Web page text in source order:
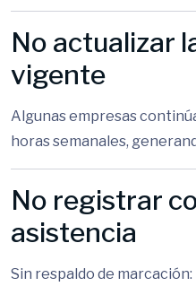
No actualizar
vigente
Algunas empresas
horas semanales,
No registrar
asistencia
Sin respaldo de marcación: